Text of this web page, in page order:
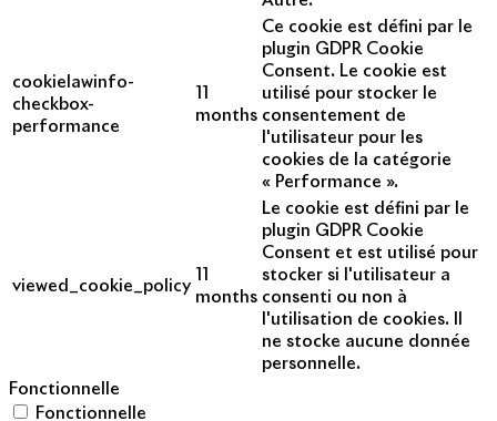
cookielawinfo-
checkbox-
performance
months
Ce cookie est défini par le
plugin GDPR Cookie
Consent. Le cookie est
utilisé pour stocker le
consentement de
l'utilisateur pour les
cookies de la catégorie
« Performance ».
viewed_cookie_policy
months
Le cookie est défini par le
plugin GDPR Cookie
Consent et est utilisé pour
stocker si l'utilisateur a
consenti ou non à
l'utilisation de cookies. Il
ne stocke aucune donnée
personnelle.
Fonctionnelle
Fonctionnelle